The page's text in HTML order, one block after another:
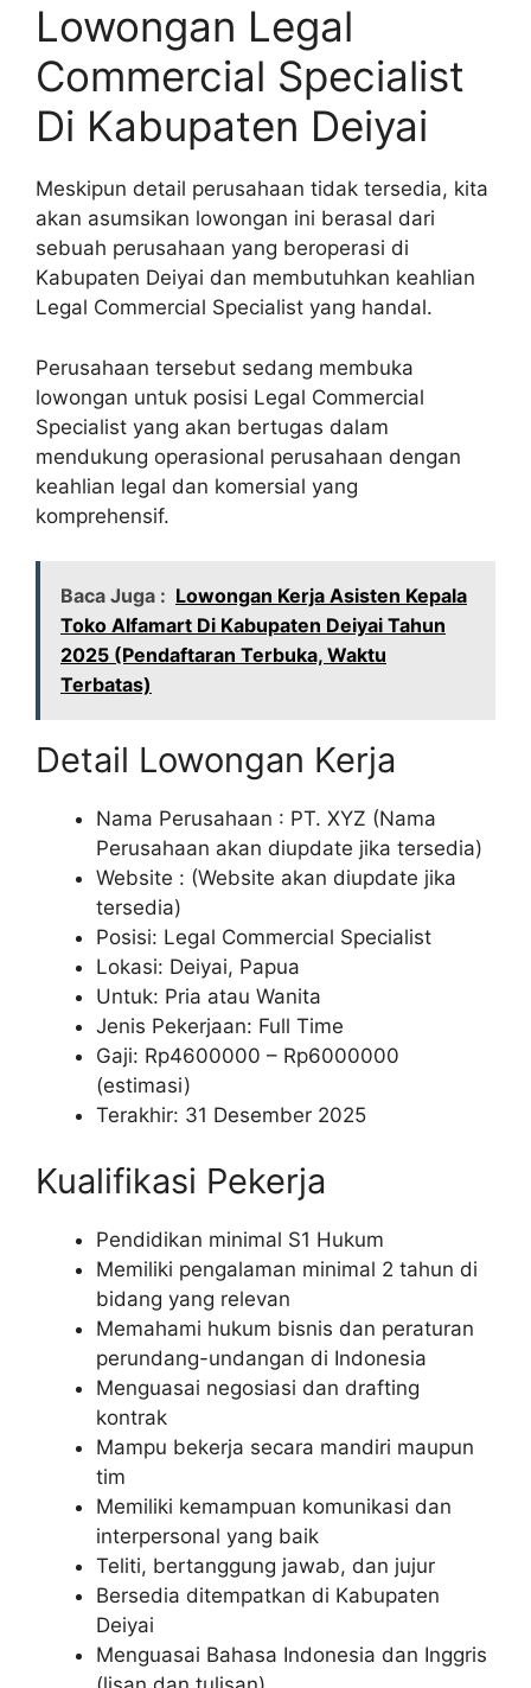
Lowongan Legal
Commercial Specialist
Di Kabupaten Deiyai
Meskipun detail perusahaan tidak tersedia, kita
akan asumsikan lowongan ini berasal dari
sebuah perusahaan yang beroperasi di
Kabupaten Deiyai dan membutuhkan keahlian
Legal Commercial Specialist yang handal.
Perusahaan tersebut sedang membuka
lowongan untuk posisi Legal Commercial
Specialist yang akan bertugas dalam
mendukung operasional perusahaan dengan
keahlian legal dan komersial yang
komprehensif.
Baca Juga : Lowongan Kerja Asisten Kepala
Toko Alfamart Di Kabupaten Deiyai Tahun
2025 (Pendaftaran Terbuka, Waktu
Terbatas)
Detail Lowongan Kerja
Nama Perusahaan : PT. XYZ (Nama
Perusahaan akan diupdate jika tersedia)
Website : (Website akan diupdate jika
tersedia)
Posisi: Legal Commercial Specialist
Lokasi: Deiyai, Papua
Untuk: Pria atau Wanita
Jenis Pekerjaan: Full Time
Gaji: Rp4600000 – Rp6000000
(estimasi)
Terakhir: 31 Desember 2025
Kualifikasi Pekerja
Pendidikan minimal S1 Hukum
Memiliki pengalaman minimal 2 tahun di
bidang yang relevan
Memahami hukum bisnis dan peraturan
perundang-undangan di Indonesia
Menguasai negosiasi dan drafting
kontrak
Mampu bekerja secara mandiri maupun
tim
Memiliki kemampuan komunikasi dan
interpersonal yang baik
Teliti, bertanggung jawab, dan jujur
Bersedia ditempatkan di Kabupaten
Deiyai
Menguasai Bahasa Indonesia dan Inggris